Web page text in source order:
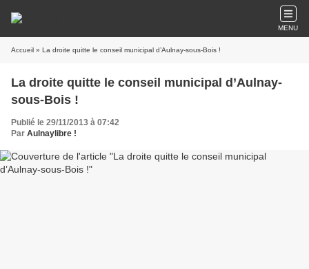
MENU
Accueil » La droite quitte le conseil municipal d’Aulnay-sous-Bois !
La droite quitte le conseil municipal d’Aulnay-
sous-Bois !
Publié le 29/11/2013 à 07:42
Par Aulnaylibre !